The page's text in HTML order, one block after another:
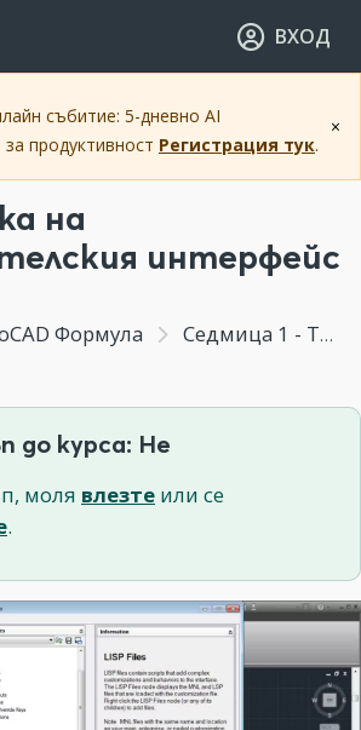
съдържание
ВХОД
×
събитие: 5-дневно AI
продуктивност Регистрация тук.
на
интерфейс
Формула Седмица 1 - Тайните на AutoCAD интерфейса
до курса: Не
моля влезте или се
.